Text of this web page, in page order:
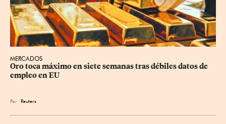
MERCADOS
Oro toca máximo en siete semanas tras débiles datos de
empleo en EU
Por Reuters